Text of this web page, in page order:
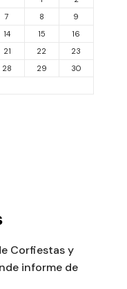
7 8
9
14 15
16
21 22
23
28 29
30
Corfiestas y
informe de